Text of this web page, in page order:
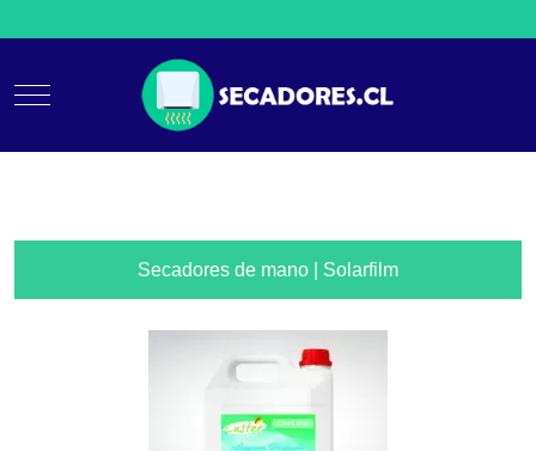
Mobile Menu Toggle
Secadores de mano | Solarfilm